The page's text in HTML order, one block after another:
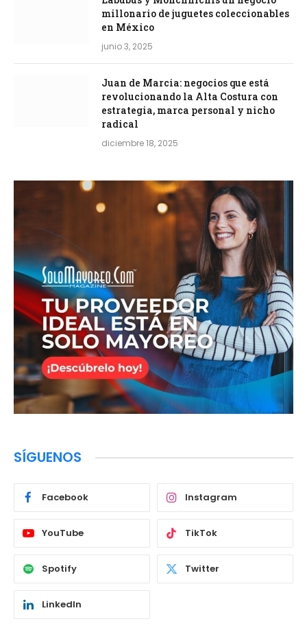
millonario de juguetes coleccionables
en México
junio 3, 2025
Juan de Marcia: negocios que está
revolucionando la Alta Costura con
estrategia, marca personal y nicho
radical
diciembre 18, 2025
SÍGUENOS
Facebook Instagram
YouTube TikTok
Spotify Twitter
LinkedIn